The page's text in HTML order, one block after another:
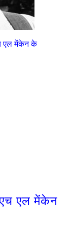
एल मेंकेन के
एच एल मेंकेन